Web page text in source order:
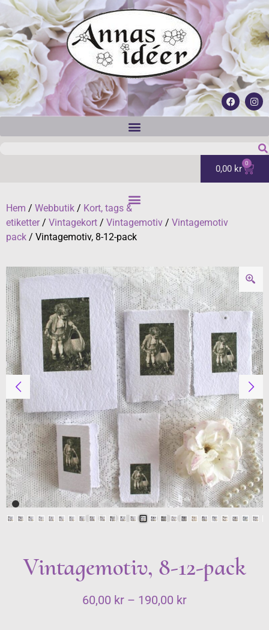
0,00 kr 0
Hem / Webbutik / Kort, tags &
etiketter/ Vintagekort / Vintagemotiv / Vintagemotiv
pack / Vintagemotiv, 8-12-pack
Vintagemotiv, 8-12-pack
60,00 kr – 190,00 kr